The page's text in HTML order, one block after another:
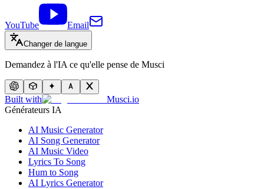
YouTube Email
Changer de langue
Demandez à l'IA ce qu'elle pense de Musci
Built with
Musci.io
Générateurs IA
AI Music Generator
AI Song Generator
AI Music Video
Lyrics To Song
Hum to Song
AI Lyrics Generator